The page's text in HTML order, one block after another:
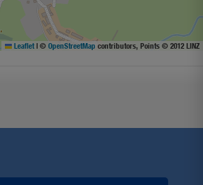
Leaflet | © OpenStreetMap contributors, Points © 2012 LINZ